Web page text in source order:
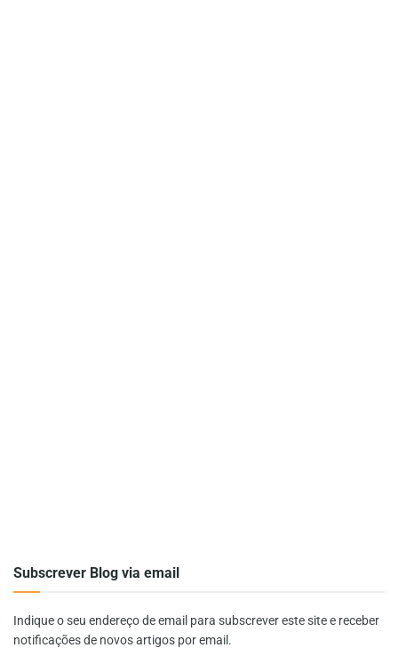
Subscrever Blog via email
Indique o seu endereço de email para subscrever este site e receber
notificações de novos artigos por email.